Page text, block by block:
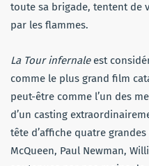
toute sa brigade, tentent de
par les flammes.
La Tour infernaleest
comme le plus grand film
peut-être comme l’un des
d’un casting
tête d’affiche quatre
McQueen, Paul Newman,